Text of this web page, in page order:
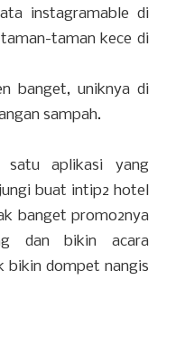
instagramable di
taman kece di
banget, uniknya di
sampah.
satu aplikasi yang
buat intip2 hotel
banget promo2nya
dan bikin acara
bikin dompet nangis